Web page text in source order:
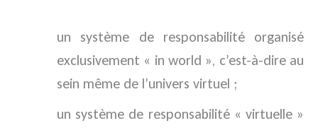
un système de responsabilité organisé
exclusivement « in world », c’est-à-dire au
sein même de l’univers virtuel ;
un système de responsabilité « virtuelle »